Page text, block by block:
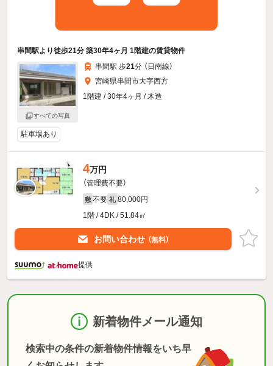
串間駅より徒歩21分 築30年4ヶ月 1階建の賃貸物件
すべての写真
串間駅 歩21分 （日南線）
宮崎県串間市大字西方
1階建 / 30年4ヶ月 / 木造
駐車場あり
4万円
（管理費不要）
敷 不要 礼 80,000円
1階 / 4DK / 51.84㎡
お問い合わせ （無料）
提供
新着物件メール通知
検索中の条件の新着物件情報をいち早